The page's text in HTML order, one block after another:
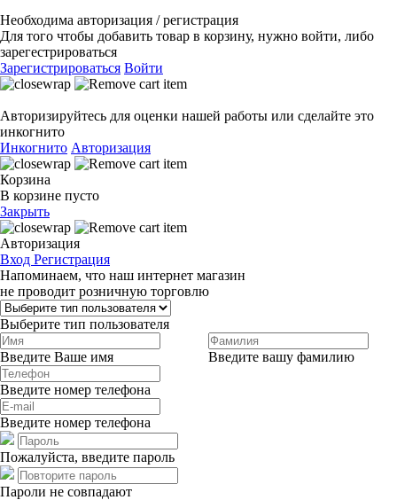
Необходима авторизация / регистрация
Для того чтобы добавить товар в корзину, нужно войти, либо
зарегестрироваться
Зарегистрироваться Войти
Авторизируйтесь для оценки нашей работы или сделайте это
инкогнито
Инкогнито Авторизация
Корзина
В корзине пусто
Закрыть
Авторизация
Вход Регистрация
Напоминаем, что наш интернет магазин
не проводит розничную торговлю
Выберите тип пользователя
Введите Ваше имя Введите вашу фамилию
Введите номер телефона
Введите номер телефона
Пожалуйста, введите пароль
Пароли не совпадают